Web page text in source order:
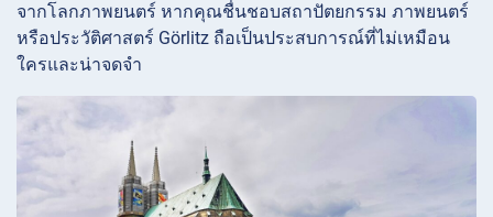
จากโลกภาพยนตร์ หากคุณชื่นชอบสถาปัตยกรรม ภาพยนตร์
หรือประวัติศาสตร์ Görlitz ถือเป็นประสบการณ์ที่ไม่เหมือน
ใครและน่าจดจำ